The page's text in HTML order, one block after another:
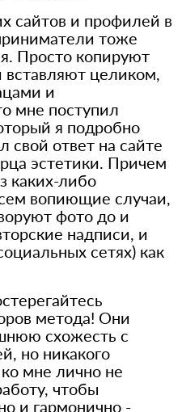
сайтов и профилей в
тоже
Просто копируют
вставляют целиком,
и
мне поступил
я подробно
свой ответ на сайте
эстетики. Причем
каких-либо
вопиющие случаи,
фото до и
надписи, и
сетях) как
метода! Они
схожесть с
но никакого
мне лично не
чтобы
и гармонично -